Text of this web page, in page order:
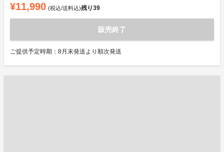
¥11,990 (税込/送料込)残り39
販売終了
ご提供予定時期：8月末発送より順次発送